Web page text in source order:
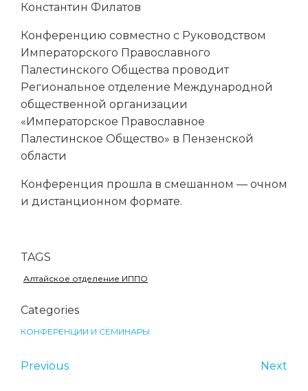
Константин Филатов
Конференцию совместно с Руководством
Императорского Православного
Палестинского Общества проводит
Региональное отделение Международной
общественной организации
«Императорское Православное
Палестинское Общество» в Пензенской
области
Конференция прошла в смешанном — очном
и дистанционном формате.
TAGS
Алтайское отделение ИППО
Categories
КОНФЕРЕНЦИИ И СЕМИНАРЫ
Previous Next